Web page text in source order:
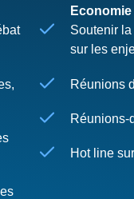
Soutenir
sur les
Réunions
Réunions-
Hot line